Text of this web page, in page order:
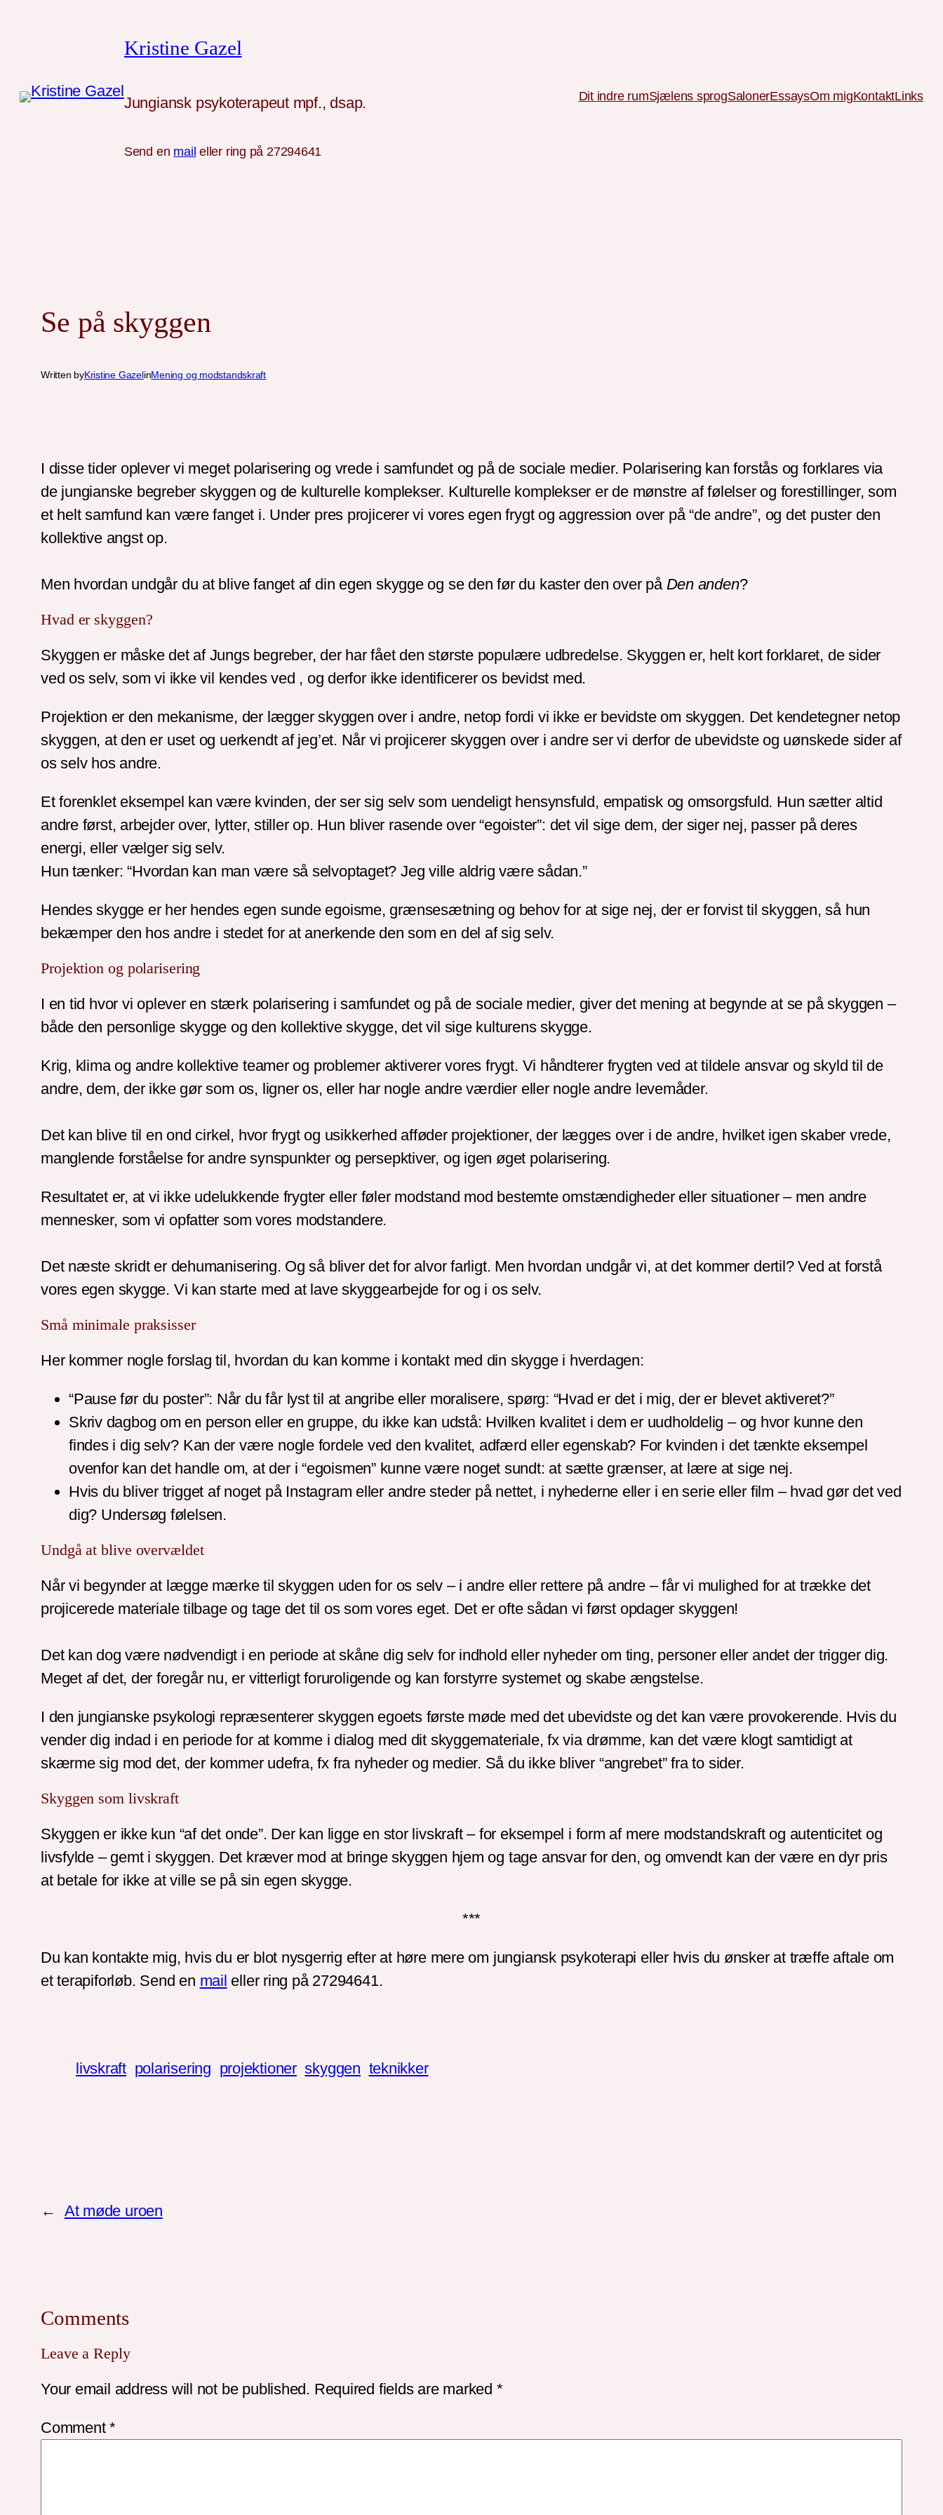
Kristine Gazel
Jungiansk psykoterapeut mpf., dsap.
Send en mail eller ring på 27294641
Dit indre rumSjælens sprogSalonerEssaysOm migKontaktLinks
Se på skyggen
Written byKristine GazelinMening og modstandskraft
I disse tider oplever vi meget polarisering og vrede i samfundet og på de sociale medier. Polarisering kan forstås og forklares via
de jungianske begreber skyggen og de kulturelle komplekser. Kulturelle komplekser er de mønstre af følelser og forestillinger, som
et helt samfund kan være fanget i. Under pres projicerer vi vores egen frygt og aggression over på “de andre”, og det puster den
kollektive angst op.
Men hvordan undgår du at blive fanget af din egen skygge og se den før du kaster den over på Den anden?
Hvad er skyggen?
Skyggen er måske det af Jungs begreber, der har fået den største populære udbredelse. Skyggen er, helt kort forklaret, de sider
ved os selv, som vi ikke vil kendes ved , og derfor ikke identificerer os bevidst med.
Projektion er den mekanisme, der lægger skyggen over i andre, netop fordi vi ikke er bevidste om skyggen. Det kendetegner netop
skyggen, at den er uset og uerkendt af jeg’et. Når vi projicerer skyggen over i andre ser vi derfor de ubevidste og uønskede sider af
os selv hos andre.
Et forenklet eksempel kan være kvinden, der ser sig selv som uendeligt hensynsfuld, empatisk og omsorgsfuld. Hun sætter altid
andre først, arbejder over, lytter, stiller op. Hun bliver rasende over “egoister”: det vil sige dem, der siger nej, passer på deres
energi, eller vælger sig selv.
Hun tænker: “Hvordan kan man være så selvoptaget? Jeg ville aldrig være sådan.”
Hendes skygge er her hendes egen sunde egoisme, grænsesætning og behov for at sige nej, der er forvist til skyggen, så hun
bekæmper den hos andre i stedet for at anerkende den som en del af sig selv.
Projektion og polarisering
I en tid hvor vi oplever en stærk polarisering i samfundet og på de sociale medier, giver det mening at begynde at se på skyggen –
både den personlige skygge og den kollektive skygge, det vil sige kulturens skygge.
Krig, klima og andre kollektive teamer og problemer aktiverer vores frygt. Vi håndterer frygten ved at tildele ansvar og skyld til de
andre, dem, der ikke gør som os, ligner os, eller har nogle andre værdier eller nogle andre levemåder.
Det kan blive til en ond cirkel, hvor frygt og usikkerhed afføder projektioner, der lægges over i de andre, hvilket igen skaber vrede,
manglende forståelse for andre synspunkter og persepktiver, og igen øget polarisering.
Resultatet er, at vi ikke udelukkende frygter eller føler modstand mod bestemte omstændigheder eller situationer – men andre
mennesker, som vi opfatter som vores modstandere.
Det næste skridt er dehumanisering. Og så bliver det for alvor farligt. Men hvordan undgår vi, at det kommer dertil? Ved at forstå
vores egen skygge. Vi kan starte med at lave skyggearbejde for og i os selv.
Små minimale praksisser
Her kommer nogle forslag til, hvordan du kan komme i kontakt med din skygge i hverdagen:
“Pause før du poster”: Når du får lyst til at angribe eller moralisere, spørg: “Hvad er det i mig, der er blevet aktiveret?”
Skriv dagbog om en person eller en gruppe, du ikke kan udstå: Hvilken kvalitet i dem er uudholdelig – og hvor kunne den
findes i dig selv? Kan der være nogle fordele ved den kvalitet, adfærd eller egenskab? For kvinden i det tænkte eksempel
ovenfor kan det handle om, at der i “egoismen” kunne være noget sundt: at sætte grænser, at lære at sige nej.
Hvis du bliver trigget af noget på Instagram eller andre steder på nettet, i nyhederne eller i en serie eller film – hvad gør det ved
dig? Undersøg følelsen.
Undgå at blive overvældet
Når vi begynder at lægge mærke til skyggen uden for os selv – i andre eller rettere på andre – får vi mulighed for at trække det
projicerede materiale tilbage og tage det til os som vores eget. Det er ofte sådan vi først opdager skyggen!
Det kan dog være nødvendigt i en periode at skåne dig selv for indhold eller nyheder om ting, personer eller andet der trigger dig.
Meget af det, der foregår nu, er vitterligt foruroligende og kan forstyrre systemet og skabe ængstelse.
I den jungianske psykologi repræsenterer skyggen egoets første møde med det ubevidste og det kan være provokerende. Hvis du
vender dig indad i en periode for at komme i dialog med dit skyggemateriale, fx via drømme, kan det være klogt samtidigt at
skærme sig mod det, der kommer udefra, fx fra nyheder og medier. Så du ikke bliver “angrebet” fra to sider.
Skyggen som livskraft
Skyggen er ikke kun “af det onde”. Der kan ligge en stor livskraft – for eksempel i form af mere modstandskraft og autenticitet og
livsfylde – gemt i skyggen. Det kræver mod at bringe skyggen hjem og tage ansvar for den, og omvendt kan der være en dyr pris
at betale for ikke at ville se på sin egen skygge.
***
Du kan kontakte mig, hvis du er blot nysgerrig efter at høre mere om jungiansk psykoterapi eller hvis du ønsker at træffe aftale om
et terapiforløb. Send en mail eller ring på 27294641.
livskraft polarisering projektioner skyggen teknikker
← At møde uroen
Comments
Leave a Reply
Your email address will not be published. Required fields are marked *
Comment*